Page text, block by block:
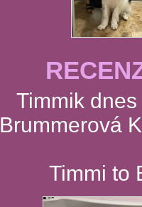
Timmik
Brummerová
Timmi to